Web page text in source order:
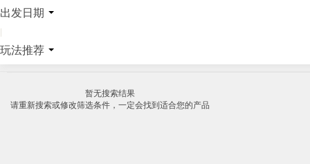
出发日期
|
玩法推荐
暂无搜索结果
请重新搜索或修改筛选条件，一定会找到适合您的产品